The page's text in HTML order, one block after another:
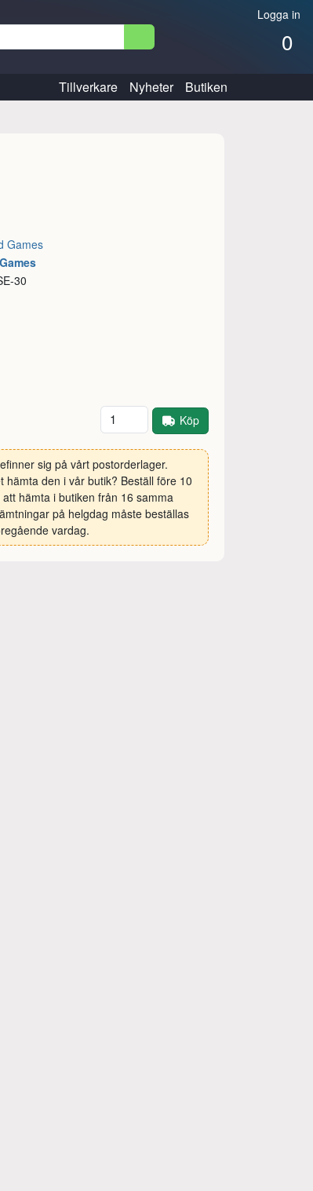
Logga in
0
Tillverkare Nyheter Butiken
Games
30
Antal Köp
sig på vårt postorderlager.
hämta den i vår butik? Beställ före 10
hämta i butiken från 16 samma
på helgdag måste beställas
vardag.